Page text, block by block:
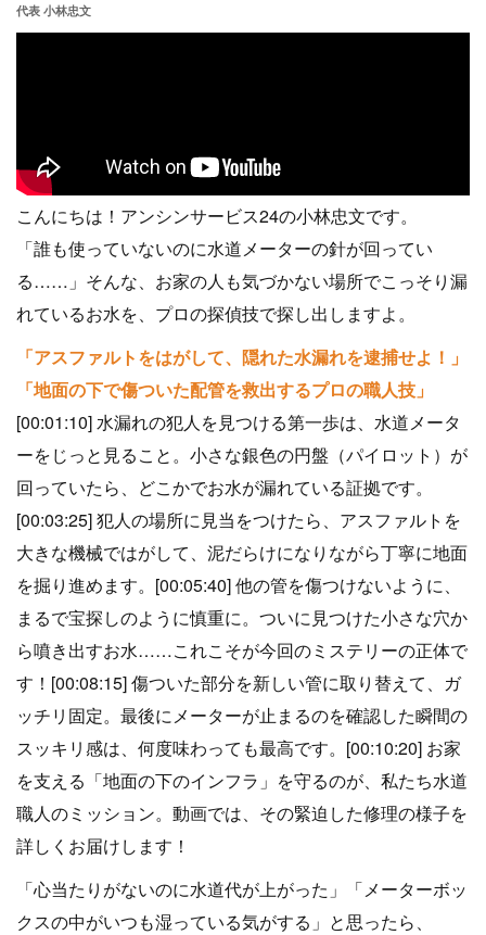
代表 小林忠文
こんにちは！アンシンサービス24の小林忠文です。
「誰も使っていないのに水道メーターの針が回ってい
る……」そんな、お家の人も気づかない場所でこっそり漏
れているお水を、プロの探偵技で探し出しますよ。
「アスファルトをはがして、隠れた水漏れを逮捕せよ！」
「地面の下で傷ついた配管を救出するプロの職人技」
[00:01:10] 水漏れの犯人を見つける第一歩は、水道メータ
ーをじっと見ること。小さな銀色の円盤（パイロット）が
回っていたら、どこかでお水が漏れている証拠です。
[00:03:25] 犯人の場所に見当をつけたら、アスファルトを
大きな機械ではがして、泥だらけになりながら丁寧に地面
を掘り進めます。[00:05:40] 他の管を傷つけないように、
まるで宝探しのように慎重に。ついに見つけた小さな穴か
ら噴き出すお水……これこそが今回のミステリーの正体で
す！[00:08:15] 傷ついた部分を新しい管に取り替えて、ガ
ッチリ固定。最後にメーターが止まるのを確認した瞬間の
スッキリ感は、何度味わっても最高です。[00:10:20] お家
を支える「地面の下のインフラ」を守るのが、私たち水道
職人のミッション。動画では、その緊迫した修理の様子を
詳しくお届けします！
「心当たりがないのに水道代が上がった」「メーターボッ
クスの中がいつも湿っている気がする」と思ったら、